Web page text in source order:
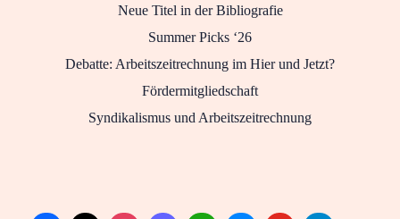
Neue Titel in der Bibliografie
Summer Picks ‘26
Debatte: Arbeitszeitrechnung im Hier und Jetzt?
Fördermitgliedschaft
Syndikalismus und Arbeitszeitrechnung